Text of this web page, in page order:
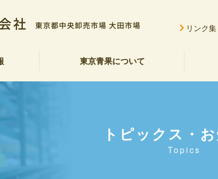
リンク集
東京青果について
社長挨拶
会社概要
社会貢献
決算公告
各部ご案内
アクセス
反社会的勢力に対する基本方針
トピックス・
Topics